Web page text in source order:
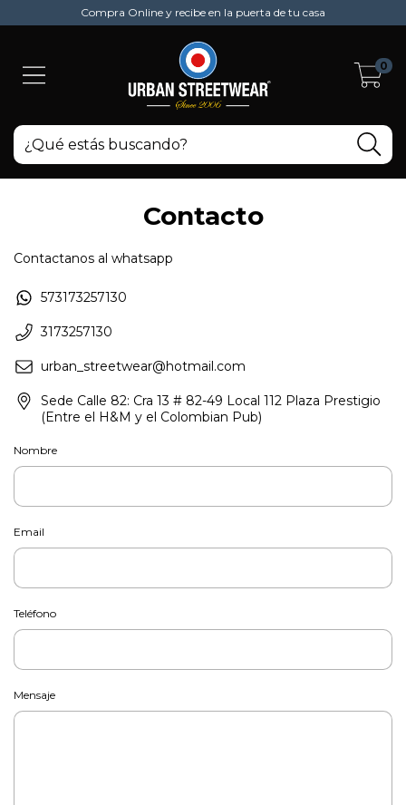
Compra Online y recibe en la puerta de tu casa
0
Contacto
Contactanos al whatsapp
573173257130
3173257130
urban_streetwear@hotmail.com
Sede Calle 82: Cra 13 # 82-49 Local 112 Plaza Prestigio
(Entre el H&M y el Colombian Pub)
Nombre
Email
Teléfono
Mensaje